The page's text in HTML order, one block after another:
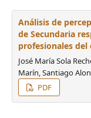
Análisis de
de Secundaria
profesionales del
José María Sola
Marín, Santiago
PDF